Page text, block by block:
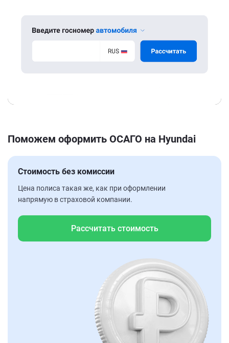
Поможем оформить ОСАГО на Hyundai
Стоимость без комиссии
Цена полиса такая же, как при оформлении
напрямую в страховой компании.
Рассчитать стоимость